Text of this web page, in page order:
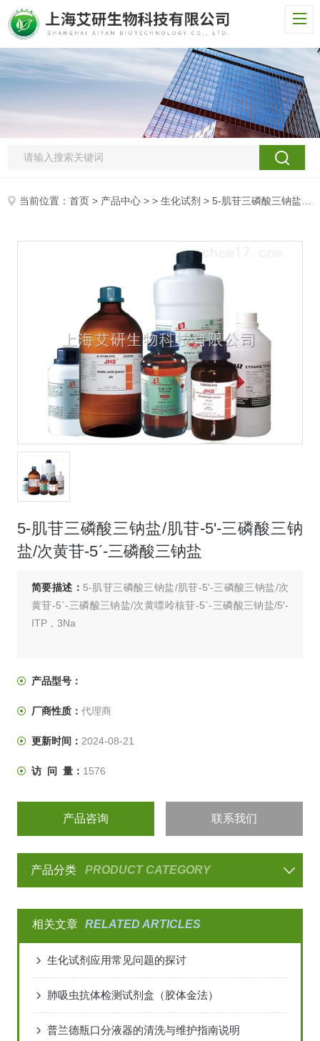
当前位置：首页 > 产品中心 > >生化试剂 > 5-肌苷三磷酸三钠盐/肌苷-5'-三磷酸三钠盐/次黄苷-5ˊ-三磷酸三钠盐
5-肌苷三磷酸三钠盐/肌苷-5'-三磷酸三钠
盐/次黄苷-5ˊ-三磷酸三钠盐
简要描述： 5-肌苷三磷酸三钠盐/肌苷-5'-三磷酸三钠盐/次
黄苷-5ˊ-三磷酸三钠盐/次黄嘌呤核苷-5ˊ-三磷酸三钠盐/5′-
ITP，3Na
产品型号：
厂商性质： 代理商
更新时间： 2024-08-21
访 问 量： 1576
产品咨询 联系我们
产品分类 PRODUCT CATEGORY
相关文章 RELATED ARTICLES
生化试剂应用常见问题的探讨
肺吸虫抗体检测试剂盒（胶体金法）
普兰德瓶口分液器的清洗与维护指南说明